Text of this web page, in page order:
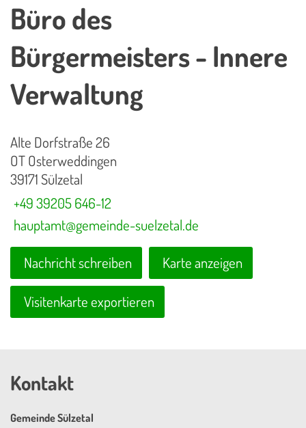
Büro des
Bürgermeisters - Innere
Verwaltung
Alte Dorfstraße 26
OT Osterweddingen
39171 Sülzetal
+49 39205 646-12
hauptamt@gemeinde-suelzetal.de
Nachricht schreiben Karte anzeigen
Visitenkarte exportieren
Kontakt
Gemeinde Sülzetal